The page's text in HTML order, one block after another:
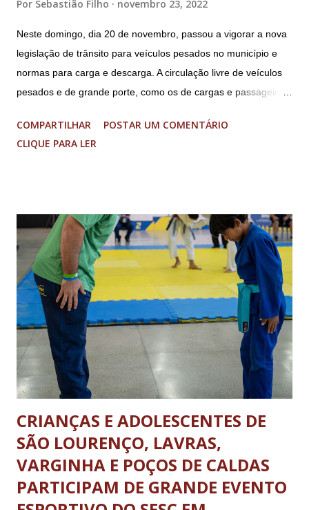
Por Sebastião Filho novembro 23, 2022
Neste domingo, dia 20 de novembro, passou a vigorar a nova
legislação de trânsito para veículos pesados no município e
normas para carga e descarga. A circulação livre de veículos
pesados e de grande porte, como os de cargas e passageiros
Tijuco (com total liberdade apenas no Colônia). No centro
histórico e área restrita à circulação de veículos cujo peso
das 08h às 18h; aos sábados das 08h às 13h; Nos domingos e
feriados livres. Haverá tolerância de 30 minutos, após o
término dos horários estabelecidos aos veículos que já se
encontrarem em operação de descarga. A nova legislação vale
para os ônibus que viajam entre estados e municípios quanto
carretas e caminhões pesados. A determinação não se aplica
aos ônibus que realizam o transporte dentro da...
COMPARTILHAR
POSTAR UM COMENTÁRIO
CLIQUE PARA LER
CRIANÇAS E ADOLESCENTES DE
SÃO LOURENÇO, LAVRAS,
VARGINHA E POÇOS DE CALDAS
PARTICIPAM DE GRANDE EVENTO